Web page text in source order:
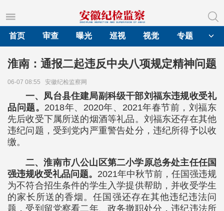
首页
审查 曝光 巡视 视觉 专题
淮南：通报二起违反中央八项规定精神问题
06-07 08:55 安徽纪检监察网
一、凤台县住建局副科级干部刘福东违规收受礼
品问题。 2018年、2020年、2021年春节前，刘福东
先后收受下属所送的烟酒等礼品。刘福东还存在其他
违纪问题，受到党内严重警告处分，违纪所得予以收
缴。
二、淮南市八公山区第二小学原总务处主任任国
强违规收受礼品问题。 2021年中秋节前，任国强违规
为不符合招生条件的学生入学提供帮助，并收受学生
的家长所送的香烟。任国强还存在其他违纪违法问
题，受到留党察看二年、政务撤职处分，违纪违法所